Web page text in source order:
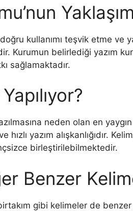
kullanımı teşvik etme ve
Kurumun belirlediği yazım
sağlamaktadır.
neden olan en
hızlı yazım alışkanlığıdır.
birleştirilebilmektedir.
Benzer
gibi kelimeler de